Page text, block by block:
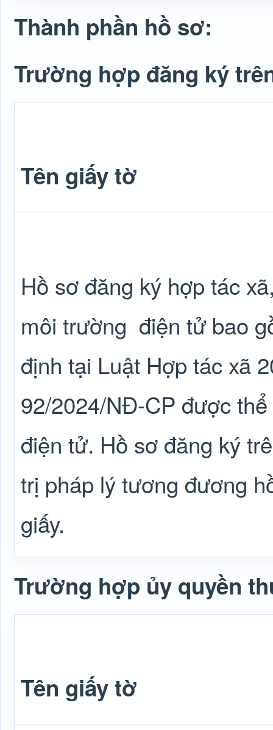
Thành phần hồ sơ:
Trường hợp đăng ký
Tên giấy tờ
Hồ sơ đăng ký hợp tác
môi trường điện tử bao
định tại Luật Hợp tác xã
92/2024/NĐ-CP được
điện tử. Hồ sơ đăng ký
trị pháp lý tương đương
giấy.
Trường hợp ủy quyền
Tên giấy tờ